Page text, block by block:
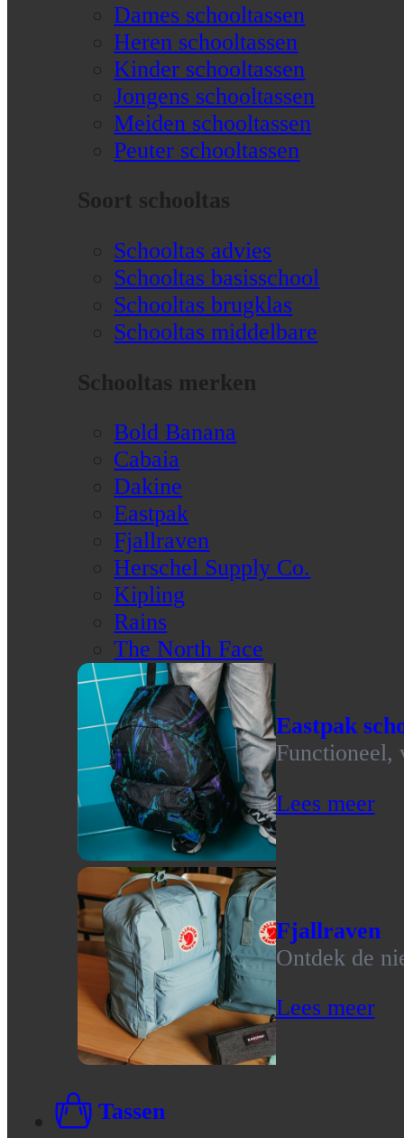
Dames schooltassen
Heren schooltassen
Kinder schooltassen
Jongens schooltassen
Meiden schooltassen
Peuter schooltassen
Soort schooltas
Schooltas advies
Schooltas basisschool
Schooltas brugklas
Schooltas middelbare
Schooltas merken
Bold Banana
Cabaia
Dakine
Eastpak
Fjallraven
Herschel Supply Co.
Kipling
Rains
The North Face
Eastpak
Functioneel,
Lees meer
Fjallraven
Ontdek de
Lees meer
Tassen